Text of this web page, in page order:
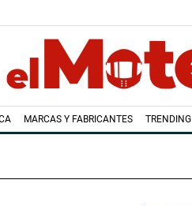
MARCAS Y FABRICANTES TRENDING